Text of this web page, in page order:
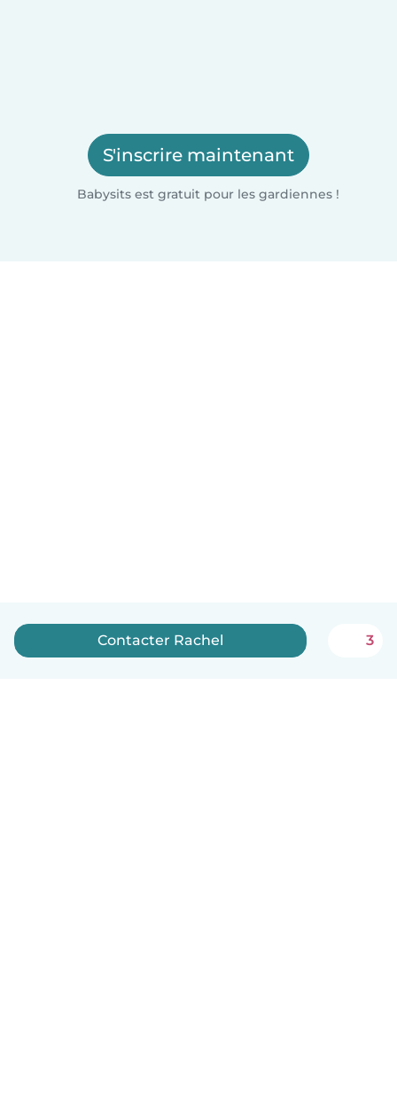
S'inscrire maintenant
Babysits est gratuit pour les gardiennes !
Contacter Rachel 3